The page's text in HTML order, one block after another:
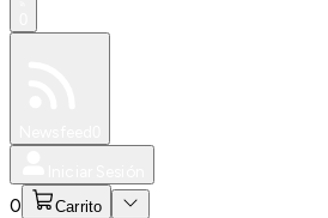
0 Carrito